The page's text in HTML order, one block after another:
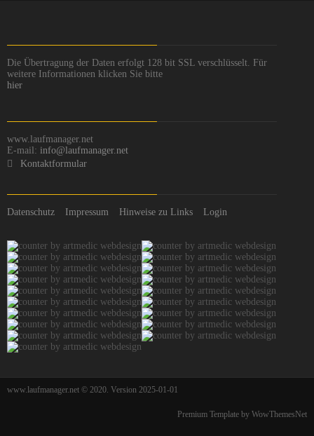
Die Übertragung der Daten erfolgt 128 bit SSL verschlüsselt. Für
weitere Informationen klicken Sie bitte
hier
www.laufmanager.net
E-mail: info@laufmanager.net
Kontaktformular
Datenschutz Impressum Hinweise zu Links Login
www.laufmanager.net © 2020. Version 2025-01-01
Premium Template by WowThemesNet